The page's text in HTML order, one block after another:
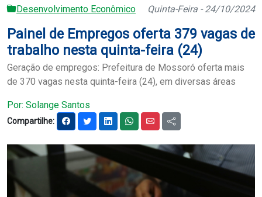
Governo
Mossoró
Serviços
Notícias
Carta de Serviço
Desenvolvimento Econômico Quinta-Feira - 24/10/2024
Painel de Empregos oferta 379 vagas de
trabalho nesta quinta-feira (24)
Geração de empregos: Prefeitura de Mossoró oferta mais
de 370 vagas nesta quinta-feira (24), em diversas áreas
Por: Solange Santos
Compartilhe: